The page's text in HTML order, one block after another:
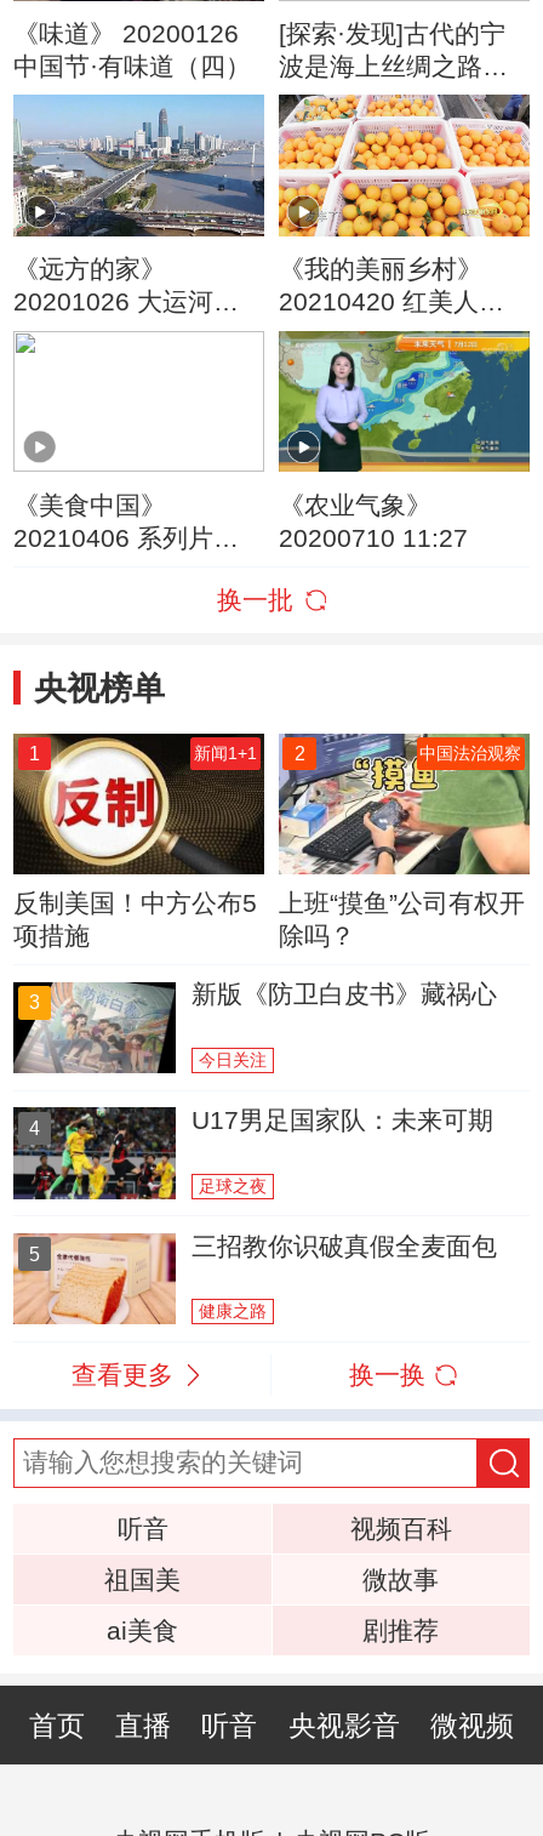
《味道》 20200126
中国节·有味道（四）
[探索·发现]古代的宁
波是海上丝绸之路的
重要港口城市
《远方的家》
20201026 大运河
（1） 从宁波启航
《我的美丽乡村》
20210420 红美人之
约
《美食中国》
20210406 系列片
《农业气象》
20200710 11:27
换一批
央视榜单
1 新闻1+1
反制美国！中方公布5
项措施
2 中国法治观察
上班“摸鱼”公司有权开
除吗？
3 新版《防卫白皮书》藏祸心
今日关注
4 U17男足国家队：未来可期
足球之夜
5 三招教你识破真假全麦面包
健康之路
查看更多 换一换
听音
视频百科
祖国美
微故事
ai美食
剧推荐
首页 直播 听音 央视影音 微视频